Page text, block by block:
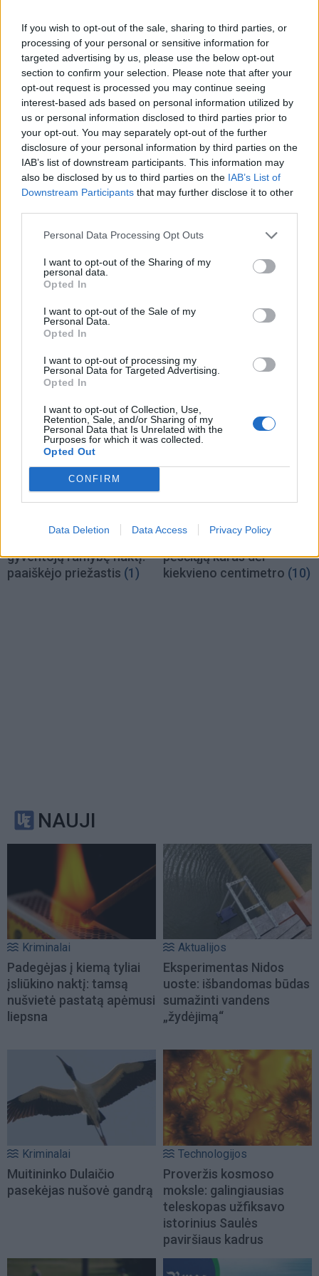
If you wish to opt-out of the sale, sharing to third parties, or
processing of your personal or sensitive information for
targeted advertising by us, please use the below opt-out
section to confirm your selection. Please note that after your
opt-out request is processed you may continue seeing
interest-based ads based on personal information utilized by
us or personal information disclosed to third parties prior to
your opt-out. You may separately opt-out of the further
disclosure of your personal information by third parties on the
IAB’s list of downstream participants. This information may
also be disclosed by us to third parties on the IAB’s List of
Downstream Participants that may further disclose it to other
Personal Data Processing Opt Outs
I want to opt-out of the Sharing of my
personal data.
Opted In
I want to opt-out of the Sale of my
Personal Data.
Opted In
I want to opt-out of processing my
Personal Data for Targeted Advertising.
Opted In
I want to opt-out of Collection, Use,
Retention, Sale, and/or Sharing of my
Personal Data that Is Unrelated with the
Purposes for which it was collected.
Opted Out
CONFIRM
Data Deletion Data Access Privacy Policy
Klaipėda
Patiltė keliaujantiems į
keltą bus atidaryta rudenį
Lietuva
Statybos inspekcija
Pinskų sodyboje nustatė
dar vieną pažeidimą:
Už nišą kolumbariume -
tūkstantis eurų
Klaipėdos universitetui
suteiktas pedagogų
gyventojų ramybę naktį:
paaiškėjo priežastis (1)
Ant tako - dviratininkų ir
pėsčiųjų karas dėl
kiekvieno centimetro (10)
NAUJI
Kriminalai
Padegėjas į kiemą tyliai
įsliūkino naktį: tamsą
nušvietė pastatą apėmusi
liepsna
Aktualijos
Eksperimentas Nidos
uoste: išbandomas būdas
sumažinti vandens
„žydėjimą“
Kriminalai
Muitininko Dulaičio
pasekėjas nušovė gandrą
Technologijos
Proveržis kosmoso
moksle: galingiausias
teleskopas užfiksavo
istorinius Saulės
paviršiaus kadrus